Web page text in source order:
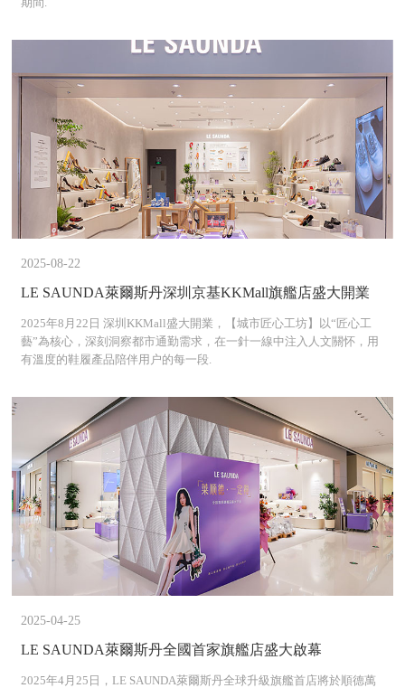
期間.
2025-08-22
LE SAUNDA萊爾斯丹深圳京基KKMall旗艦店盛大開業
2025年8月22日 深圳KKMall盛大開業，【城市匠心工坊】以“匠心工
藝”為核心，深刻洞察都市通勤需求，在一針一線中注入人文關怀，用
有溫度的鞋履產品陪伴用户的每一段.
2025-04-25
LE SAUNDA萊爾斯丹全國首家旗艦店盛大啟幕
2025年4月25日，LE SAUNDA萊爾斯丹全球升級旗艦首店將於順德萬